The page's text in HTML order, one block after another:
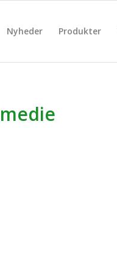
Nyheder Produkter